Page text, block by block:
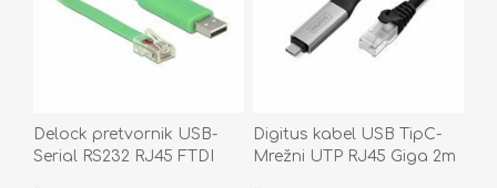
Delock pretvornik USB-
Serial RS232 RJ45 FTDI
Digitus kabel USB TipC-
Mrežni UTP RJ45 Giga 2m